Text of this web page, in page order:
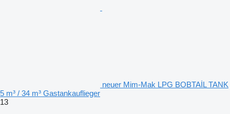
neuer Mim-Mak LPG BOBTAİL TANK
5 m³ / 34 m³ Gastankauflieger
13